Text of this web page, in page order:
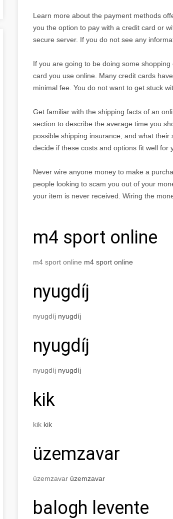
Learn more about the payment methods
you the option to pay with a credit card or
secure server. If you do not see any
If you are going to be doing some
card you use online. Many credit cards
minimal fee. You do not want to get stuck
Get familiar with the shipping facts of an
section to describe the average time you
possible shipping insurance, and what
decide if these costs and options fit well for
Never wire anyone money to make a
people looking to scam you out of your
your item is never received. Wiring the
m4 sport online
m4 sport online m4 sport online
nyugdíj
nyugdíj nyugdíj
nyugdíj
nyugdíj nyugdíj
kik
kik kik
üzemzavar
üzemzavar üzemzavar
balogh levente